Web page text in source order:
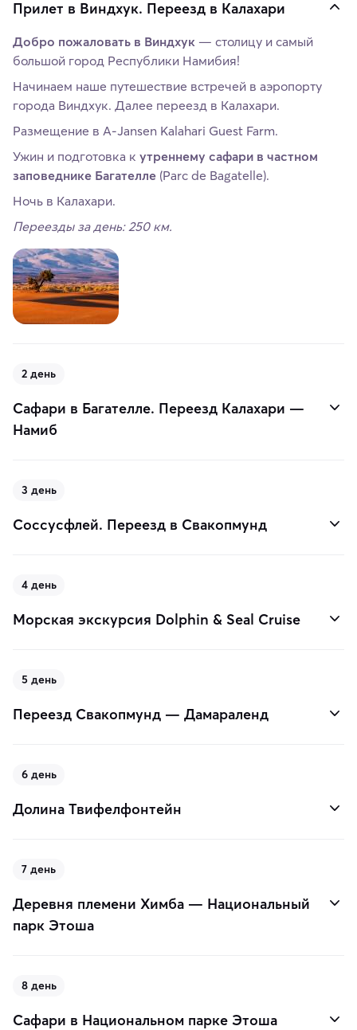
Прилет в Виндхук. Переезд в Калахари
Добро пожаловать в Виндхук — столицу и самый
большой город Республики Намибия!
Начинаем наше путешествие встречей в аэропорту
города Виндхук. Далее переезд в Калахари.
Размещение в A-Jansen Kalahari Guest Farm.
Ужин и подготовка к утреннему сафари в частном
заповеднике Багателле (Parc de Bagatelle).
Ночь в Калахари.
Переезды за день: 250 км.
2 день
Сафари в Багателле. Переезд Калахари —
Намиб
3 день
Соссусфлей. Переезд в Свакопмунд
4 день
Морская экскурсия Dolphin & Seal Cruise
5 день
Переезд Свакопмунд — Дамараленд
6 день
Долина Твифелфонтейн
7 день
Деревня племени Химба — Национальный
парк Этоша
8 день
Сафари в Национальном парке Этоша